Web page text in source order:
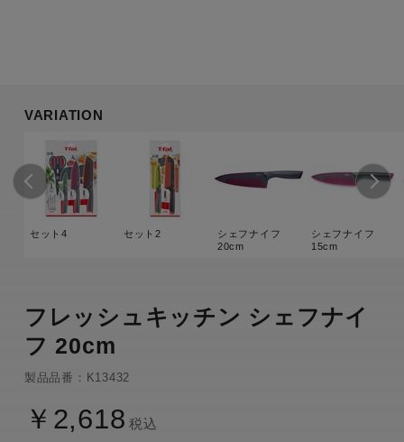
フレッシュキッチン シェフナイ
フ 20cm
製品品番：K13432
￥2,618 税込
VARIATION
セット4 セット2
シェフナイフ
20cm
シェフナイフ
15cm